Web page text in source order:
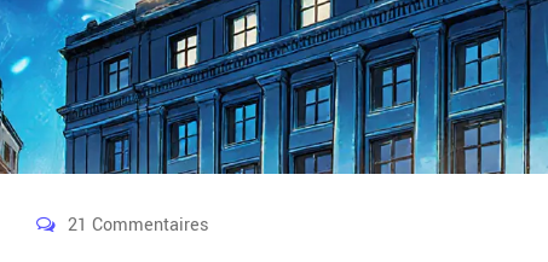
21 Commentaires